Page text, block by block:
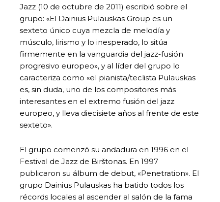
Jazz (10 de octubre de 2011) escribió sobre el
grupo: «El Dainius Pulauskas Group es un
sexteto único cuya mezcla de melodía y
músculo, lirismo y lo inesperado, lo sitúa
firmemente en la vanguardia del jazz-fusión
progresivo europeo», y al líder del grupo lo
caracteriza como «el pianista/teclista Pulauskas
es, sin duda, uno de los compositores más
interesantes en el extremo fusión del jazz
europeo, y lleva diecisiete años al frente de este
sexteto».
El grupo comenzó su andadura en 1996 en el
Festival de Jazz de Birštonas. En 1997
publicaron su álbum de debut, «Penetration». El
grupo Dainius Pulauskas ha batido todos los
récords locales al ascender al salón de la fama